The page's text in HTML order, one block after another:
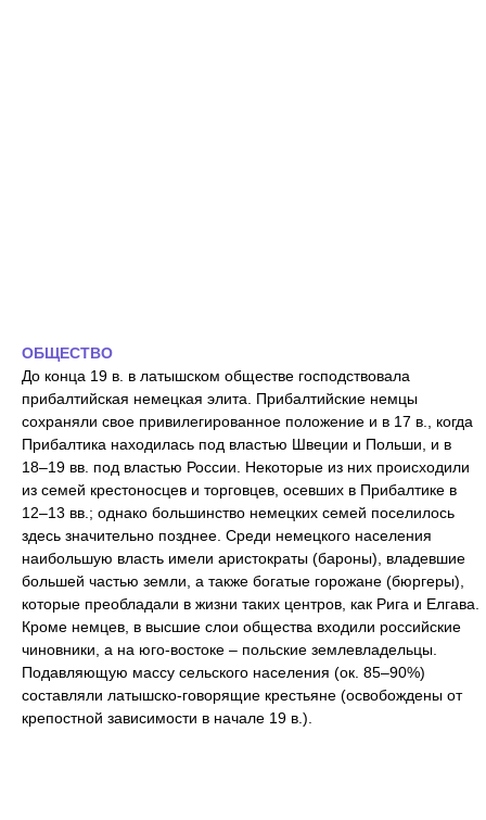
ОБЩЕСТВО
До конца 19 в. в латышском обществе господствовала
прибалтийская немецкая элита. Прибалтийские немцы
сохраняли свое привилегированное положение и в 17 в., когда
Прибалтика находилась под властью Швеции и Польши, и в
18–19 вв. под властью России. Некоторые из них происходили
из семей крестоносцев и торговцев, осевших в Прибалтике в
12–13 вв.; однако большинство немецких семей поселилось
здесь значительно позднее. Среди немецкого населения
наибольшую власть имели аристократы (бароны), владевшие
большей частью земли, а также богатые горожане (бюргеры),
которые преобладали в жизни таких центров, как Рига и Елгава.
Кроме немцев, в высшие слои общества входили российские
чиновники, а на юго-востоке – польские землевладельцы.
Подавляющую массу сельского населения (ок. 85–90%)
составляли латышско-говорящие крестьяне (освобождены от
крепостной зависимости в начале 19 в.).